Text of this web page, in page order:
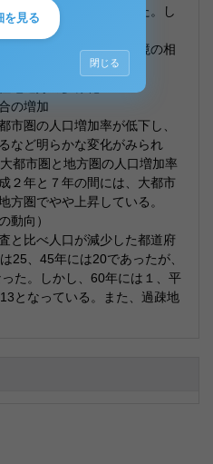
疎現象を生ずるに至った。し
地方圏における生活環境の相
地選好の多様化
の増加
市圏の人口増加率が低下し、
など明らかな変化がみられ
都市圏と地方圏の人口増加率
２年と７年の間には、大都市
方圏でやや上昇している。
動向）
と比べ人口が減少した都道府
25、45年には20であったが、
た。しかし、60年には１、平
となっている。また、過疎地
を見る
閉じる